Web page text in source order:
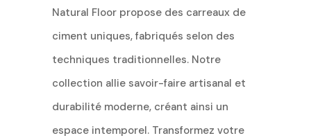
Natural Floor propose des carreaux de
ciment uniques, fabriqués selon des
techniques traditionnelles. Notre
collection allie savoir-faire artisanal et
durabilité moderne, créant ainsi un
espace intemporel. Transformez votre